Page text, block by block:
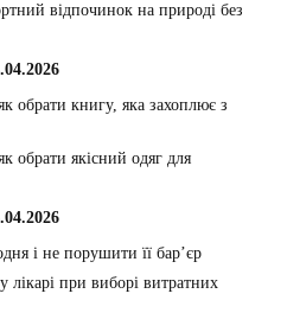
відпочинок на природі без
обрати книгу, яка захоплює з
якісний одяг для
і не порушити її бар’єр
лікарі при виборі витратних